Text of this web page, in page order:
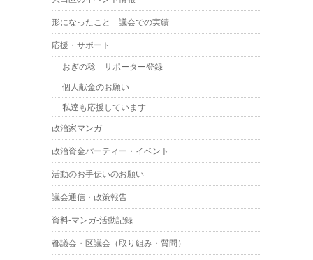
形になったこと 議会での実績
応援・サポート
おぎの稔 サポーター登録
個人献金のお願い
私達も応援しています
政治家マンガ
政治資金パーティー・イベント
活動のお手伝いのお願い
議会通信・政策報告
資料-マンガ-活動記録
都議会・区議会（取り組み・質問）